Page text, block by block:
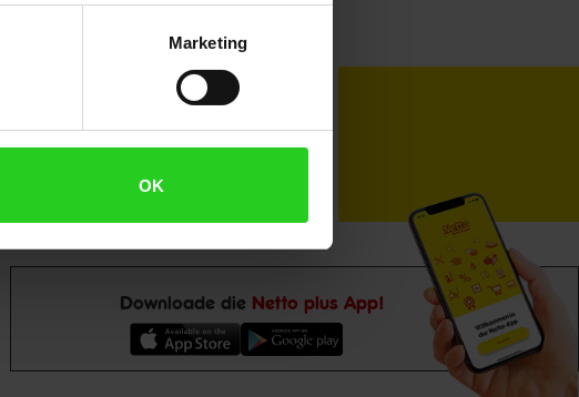
Marketing
OK
Karriere
Downloade die Netto plus App!